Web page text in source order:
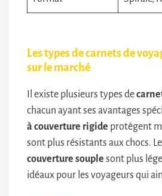
Les types de carnets de
sur le marché
Il existe plusieurs types de
chacun ayant ses avantages
à couverture rigide protègent
sont plus résistants aux chocs.
couverture souple sont plus
idéaux pour les voyageurs qui